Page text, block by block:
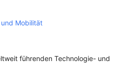
Mobilität
führenden Technologie- und